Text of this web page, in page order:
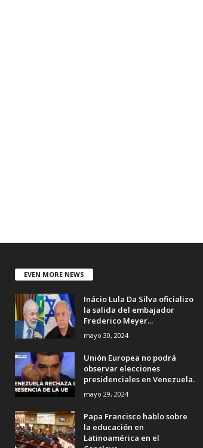
EVEN MORE NEWS
Inácio Lula Da Silva oficializo
la salida del embajador
Frederico Meyer...
mayo 30, 2024
Unión Europea no podrá
observar elecciones
presidenciales en Venezuela.
mayo 29, 2024
Papa Francisco hablo sobre
la educación en
Latinoamérica en el